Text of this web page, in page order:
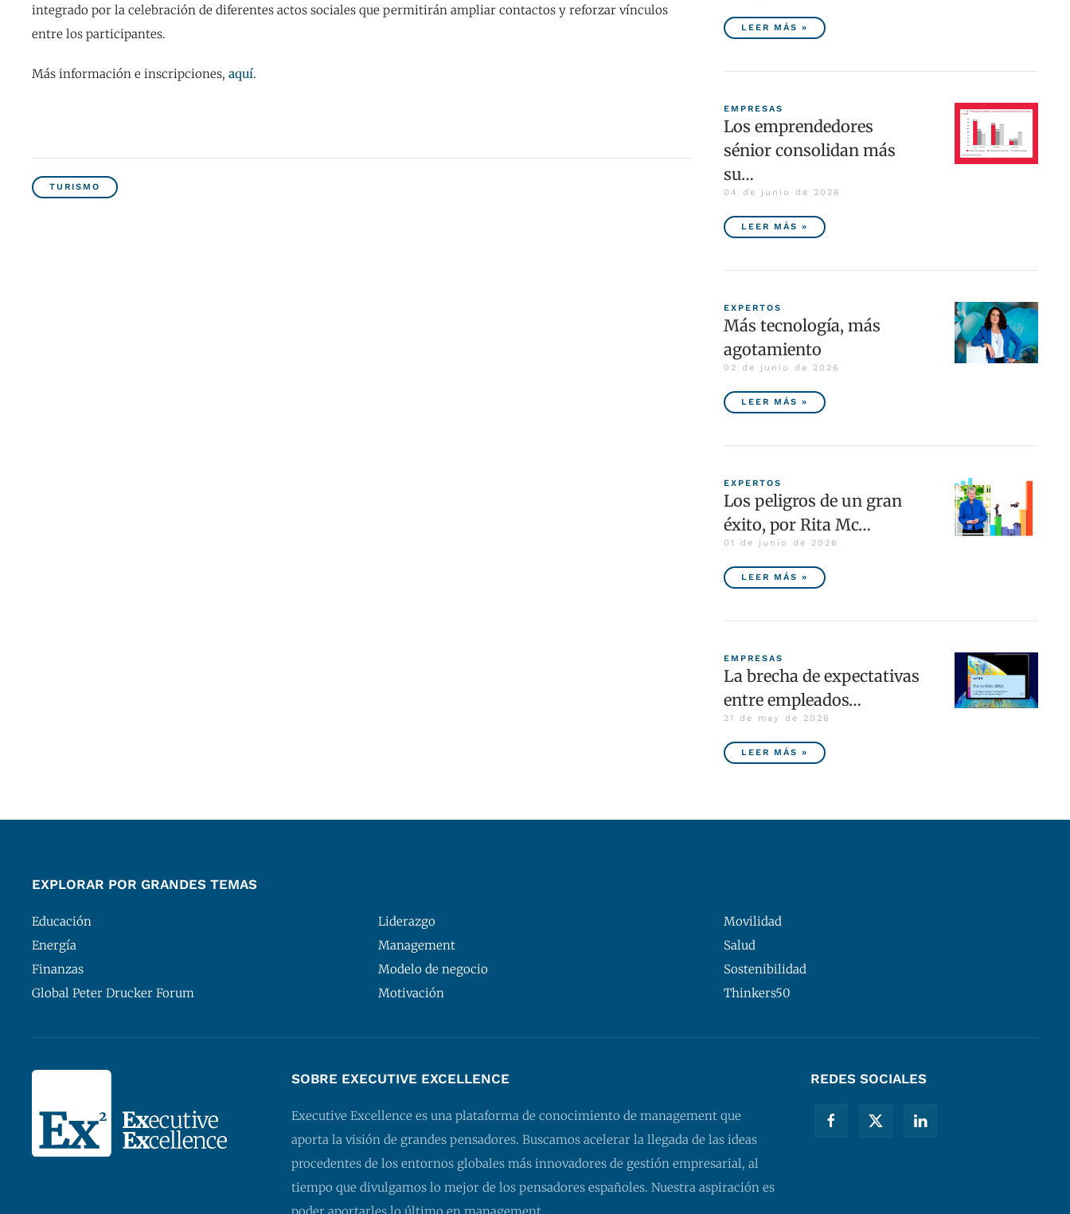
integrado por la celebración de diferentes actos sociales que permitirán ampliar contactos y reforzar vínculos
entre los participantes.
Más información e inscripciones, aquí.
TURISMO
LEER MÁS »
EMPRESAS
Los emprendedores
sénior consolidan más
su…
04 de junio de 2026
LEER MÁS »
EXPERTOS
Más tecnología, más
agotamiento
02 de junio de 2026
LEER MÁS »
EXPERTOS
Los peligros de un gran
éxito, por Rita Mc…
01 de junio de 2026
LEER MÁS »
EMPRESAS
La brecha de expectativas
entre empleados…
21 de may de 2026
LEER MÁS »
EXPLORAR POR GRANDES TEMAS
Educación
Energía
Finanzas
Global Peter Drucker Forum
Liderazgo
Management
Modelo de negocio
Motivación
Movilidad
Salud
Sostenibilidad
Thinkers50
SOBRE EXECUTIVE EXCELLENCE
Executive Excellence es una plataforma de conocimiento de management que
aporta la visión de grandes pensadores. Buscamos acelerar la llegada de las ideas
procedentes de los entornos globales más innovadores de gestión empresarial, al
tiempo que divulgamos lo mejor de los pensadores españoles. Nuestra aspiración es
REDES SOCIALES